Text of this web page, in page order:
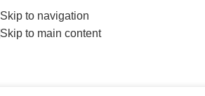
Skip to navigation
Skip to main content